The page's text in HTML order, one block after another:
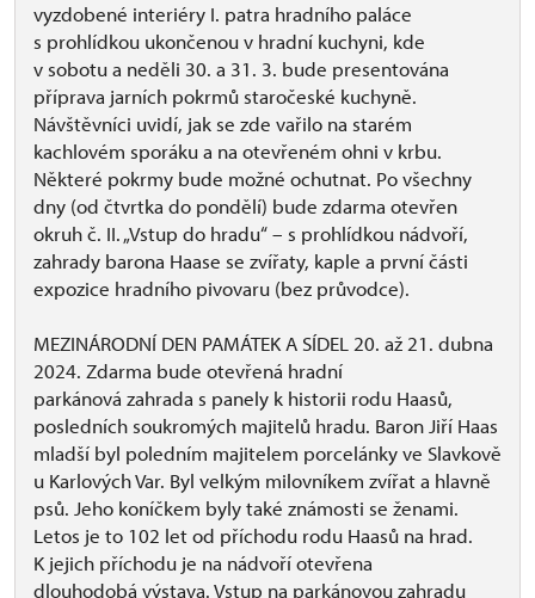
vyzdobené interiéry I. patra hradního paláce
s prohlídkou ukončenou v hradní kuchyni, kde
v sobotu a neděli 30. a 31. 3. bude presentována
příprava jarních pokrmů staročeské kuchyně.
Návštěvníci uvidí, jak se zde vařilo na starém
kachlovém sporáku a na otevřeném ohni v krbu.
Některé pokrmy bude možné ochutnat. Po všechny
dny (od čtvrtka do pondělí) bude zdarma otevřen
okruh č. II. „Vstup do hradu“ – s prohlídkou nádvoří,
zahrady barona Haase se zvířaty, kaple a první části
expozice hradního pivovaru (bez průvodce).
MEZINÁRODNÍ DEN PAMÁTEK A SÍDEL 20. až 21. dubna
2024. Zdarma bude otevřená hradní
parkánová zahrada s panely k historii rodu Haasů,
posledních soukromých majitelů hradu. Baron Jiří Haas
mladší byl poledním majitelem porcelánky ve Slavkově
u Karlových Var. Byl velkým milovníkem zvířat a hlavně
psů. Jeho koníčkem byly také známosti se ženami.
Letos je to 102 let od příchodu rodu Haasů na hrad.
K jejich příchodu je na nádvoří otevřena
dlouhodobá výstava. Vstup na parkánovou zahradu